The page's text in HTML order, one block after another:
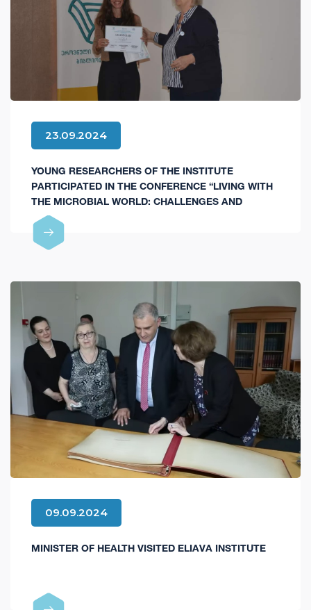
23.09.2024
YOUNG RESEARCHERS OF THE INSTITUTE
PARTICIPATED IN THE CONFERENCE “LIVING WITH
THE MICROBIAL WORLD: CHALLENGES AND
OPPORTUNITIES”
09.09.2024
MINISTER OF HEALTH VISITED ELIAVA INSTITUTE